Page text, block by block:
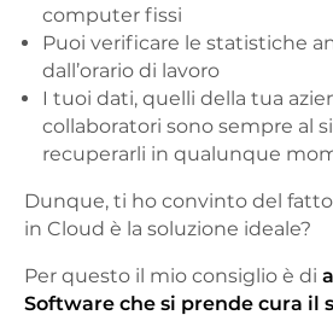
computer fissi
Puoi verificare le statistiche
dall’orario di lavoro
I tuoi dati, quelli della tua
collaboratori sono sempre al
recuperarli in qualunque
Dunque, ti ho convinto del
in Cloud è la soluzione ideale?
Per questo il mio consiglio è di
Software che si prende cura il